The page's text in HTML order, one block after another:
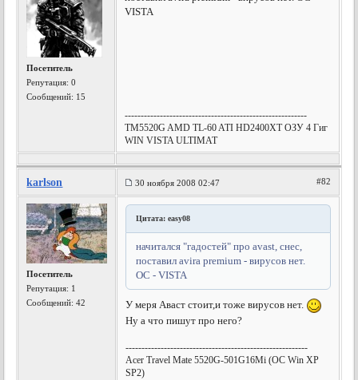
Посетитель
Репутация:0
Сообщений: 15
VISTA
---------------------------------------------------------
ТМ5520G AMD TL-60 ATI HD2400XT ОЗУ 4 Гиг
WIN VISTA ULTIMAT
karlson 30 ноября 2008 02:47 #82
Посетитель
Репутация: 1
Сообщений: 42
Цитата: easy08
начитался "гадостей" про avast, снес,
поставил avira premium - вирусов нет.
ОС - VISTA
У меря Аваст стоит,и тоже вирусов нет.
Ну а что пишут про него?
---------------------------------------------------------
Acer Travel Mate 5520G-501G16Mi (OC Win XP
SP2)